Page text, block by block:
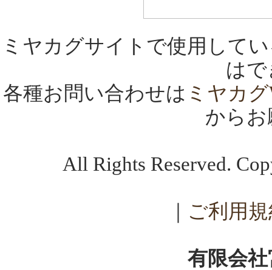
ミヤカグサイトで使用して
は
各種お問い合わせは ミヤカ
から
All Rights Reserved.
ご利用
有限会